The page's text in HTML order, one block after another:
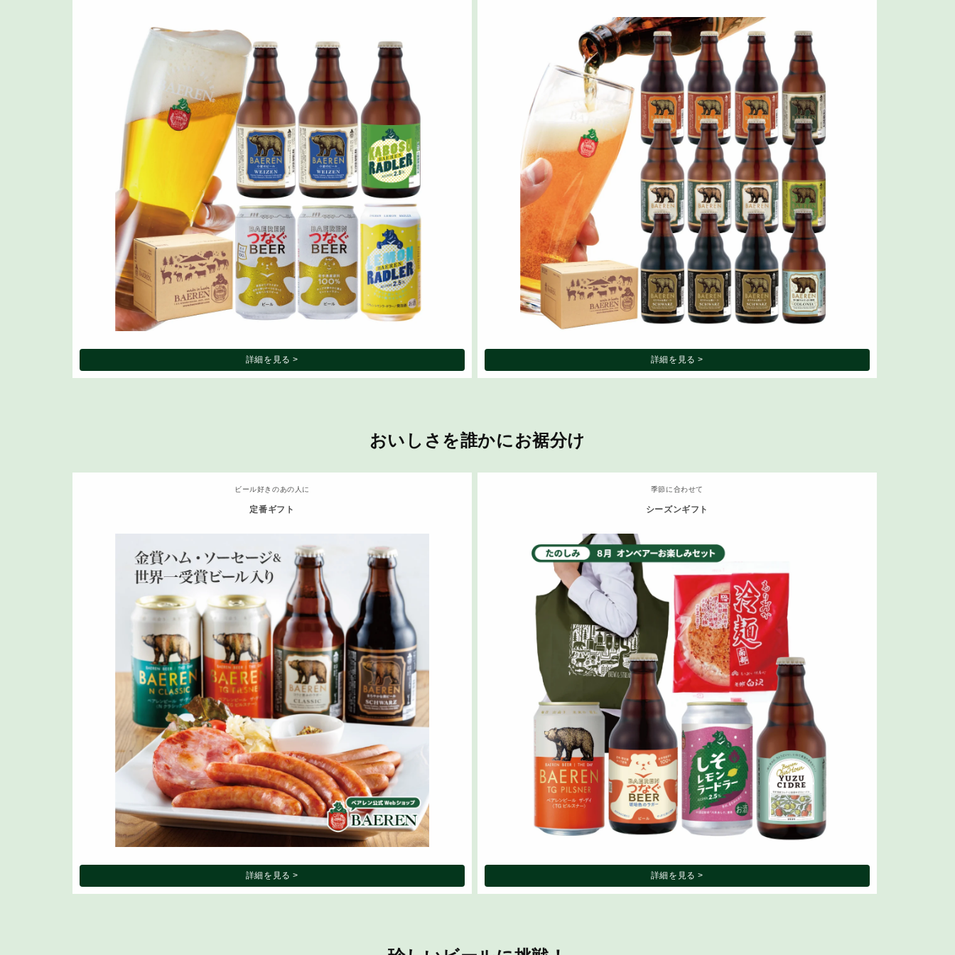
詳細を見る > 詳細を見る >
おいしさを誰かにお裾分け
ビール好きのあの人に
定番ギフト
詳細を見る >
季節に合わせて
シーズンギフト
詳細を見る >